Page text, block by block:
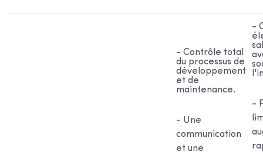
- Contrôle total
du processus de
développement
et de
maintenance.
- Une
communication
et une
-
-